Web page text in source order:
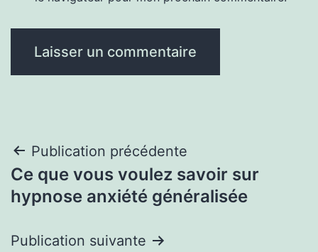
Navigation
de
Publication précédente
Ce que vous voulez savoir sur
hypnose anxiété généralisée
Publication suivante